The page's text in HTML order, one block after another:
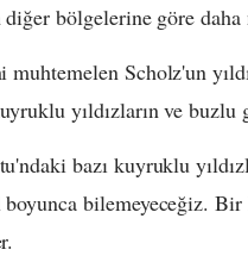
bölgelerine göre
Scholz'un
yıldızların ve
bazı kuyruklu
bilemeyeceğiz. Bir